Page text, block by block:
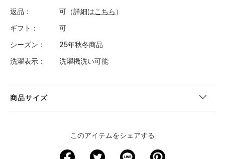
返品
可（詳細はこちら ）
ギフト
可
シーズン
25年秋冬商品
洗濯表示
洗濯機洗い可能
商品サイズ
このアイテムをシェアする